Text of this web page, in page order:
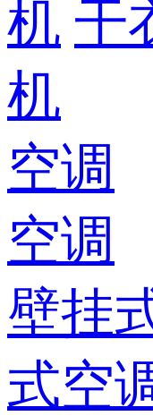
机 干
机
空调
空调
壁挂
式空